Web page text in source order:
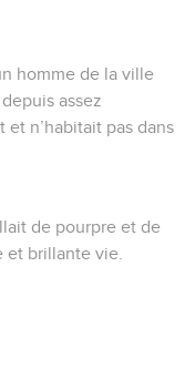
homme de la ville
assez
et n’habitait pas dans
de pourpre et de
et brillante vie.